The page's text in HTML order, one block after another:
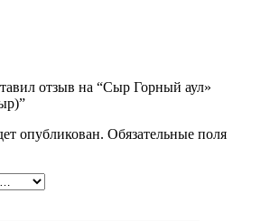
отзыв на “Сыр Горный аул»
опубликован. Обязательные поля